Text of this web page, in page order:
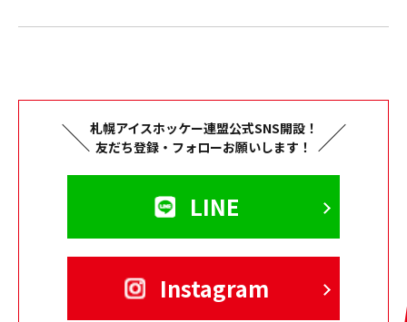
札幌アイスホッケー連盟公式SNS開設！
友だち登録・フォローお願いします！
LINE
Instagram